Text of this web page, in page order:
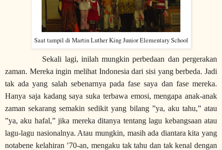
Saat tampil di Martin Luther King Junior Elementary School
Sekali lagi, inilah mungkin perbedaan dan pergerakan
zaman. Mereka ingin melihat Indonesia dari sisi yang berbeda. Jadi
tak ada yang salah sebenarnya pada fase saya dan fase mereka.
Hanya saja kadang saya suka terbawa emosi, mengapa anak-anak
zaman sekarang semakin sedikit yang bilang ”ya, aku tahu,” atau
”ya, aku hafal,” jika mereka ditanya tentang lagu kebangsaan atau
lagu-lagu nasionalnya. Atau mungkin, masih ada diantara kita yang
notabene kelahiran ’70-an, mengaku tak tahu dan tak kenal dengan